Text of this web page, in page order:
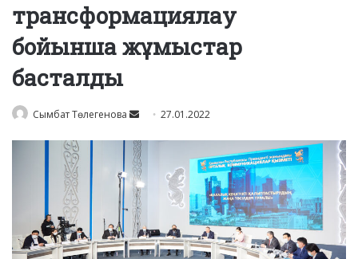
трансформациялау
бойынша жұмыстар
басталды
Сымбат Төлегенова
Send
email
27.01.2022